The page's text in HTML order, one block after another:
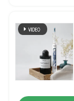
Видеозаписи
Экскурсия по